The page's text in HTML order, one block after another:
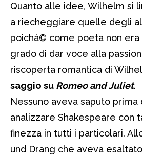
Quanto alle idee, Wilhelm si
a riecheggiare quelle degli
poichà© come poeta non era
grado di dar voce alla
riscoperta romantica di
saggio su Romeo and Juliet.
Nessuno aveva saputo prima
analizzare Shakespeare con
finezza in tutti i particolari.
und Drang che aveva